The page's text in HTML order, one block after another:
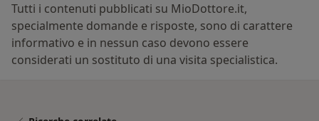
Tutti i contenuti pubblicati su MioDottore.it,
specialmente domande e risposte, sono di carattere
informativo e in nessun caso devono essere
considerati un sostituto di una visita specialistica.